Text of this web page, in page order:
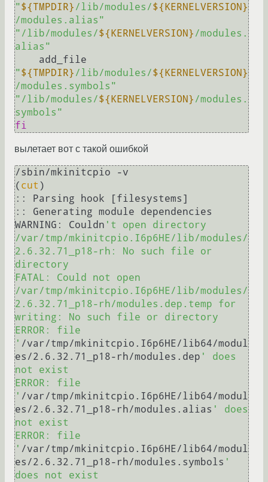
"${TMPDIR} /lib/modules/${KERNELVERSION}
/modules.alias"
"/lib/modules/${KERNELVERSION} /modules.
alias"
"${TMPDIR} /lib/modules/${KERNELVERSION}
/modules.symbols"
"/lib/modules/${KERNELVERSION} /modules.
symbols"
fi
вылетает вот с такой ошибкой
/sbin/mkinitcpio -v
( cut )
:: Parsing hook [filesystems]
:: Generating module dependencies
WARNING: Couldn 't open directory
/var/tmp/mkinitcpio.I6p6HE/lib/modules/
2.6.32.71_p18-rh: No such file or
directory
FATAL: Could not open
/var/tmp/mkinitcpio.I6p6HE/lib/modules/
2.6.32.71_p18-rh/modules.dep.temp for
writing: No such file or directory
ERROR: file
' /var/tmp/mkinitcpio.I6p6HE/lib64/modul
es/2.6.32.71_p18-rh/modules.dep ' does
not exist
ERROR: file
' /var/tmp/mkinitcpio.I6p6HE/lib64/modul
es/2.6.32.71_p18-rh/modules.alias ' does
not exist
ERROR: file
' /var/tmp/mkinitcpio.I6p6HE/lib64/modul
es/2.6.32.71_p18-rh/modules.symbols '
does not exist